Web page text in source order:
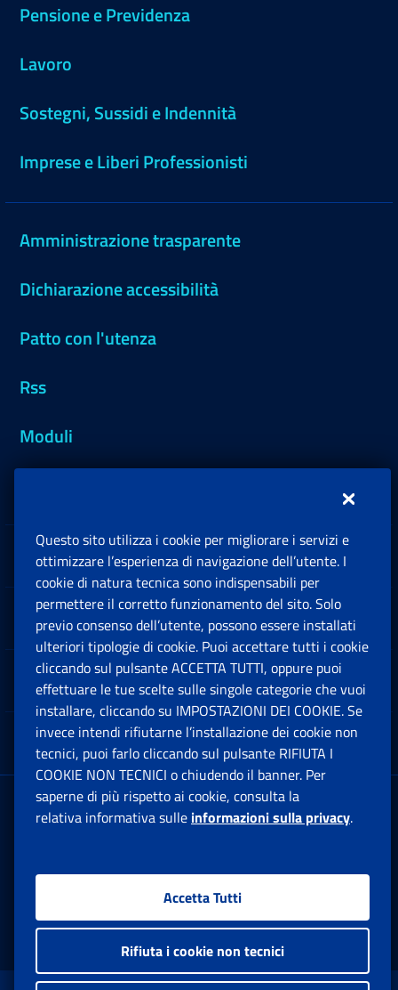
Pensione e Previdenza
Lavoro
Sostegni, Sussidi e Indennità
Imprese e Liberi Professionisti
Amministrazione trasparente
Dichiarazione accessibilità
Patto con l'utenza
Rss
Moduli
Sedi e Contatti
Software
Note Legali
App mobile
Sede Legale : Via Ciro il Grande, 21
00144 Roma
Facebook: Apre una nuova finestra
Twitter: Apre una nuova finestra
Whatsapp: Apre una nuova
Youtube: Apre una
Instagram:
Questo sito utilizza i cookie per migliorare i servizi e
ottimizzare l’esperienza di navigazione dell’utente. I
cookie di natura tecnica sono indispensabili per
permettere il corretto funzionamento del sito. Solo
previo consenso dell’utente, possono essere installati
ulteriori tipologie di cookie. Puoi accettare tutti i cookie
cliccando sul pulsante ACCETTA TUTTI, oppure puoi
effettuare le tue scelte sulle singole categorie che vuoi
installare, cliccando su IMPOSTAZIONI DEI COOKIE. Se
invece intendi rifiutarne l’installazione dei cookie non
tecnici, puoi farlo cliccando sul pulsante RIFIUTA I
COOKIE NON TECNICI o chiudendo il banner. Per
saperne di più rispetto ai cookie, consulta la
relativa informativa sulle informazioni sulla privacy.
Accetta Tutti
Rifiuta i cookie non tecnici